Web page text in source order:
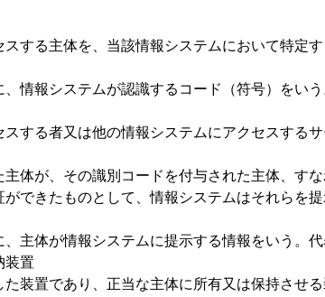
る主体を、当該情報システムにおいて特定す
報システムが認識するコード（符号）をいう
る者又は他の情報システムにアクセスするサ
が、その識別コードを付与された主体、すな
できたものとして、情報システムはそれらを
体が情報システムに提示する情報をいう。代
装置
置であり、正当な主体に所有又は保持させる